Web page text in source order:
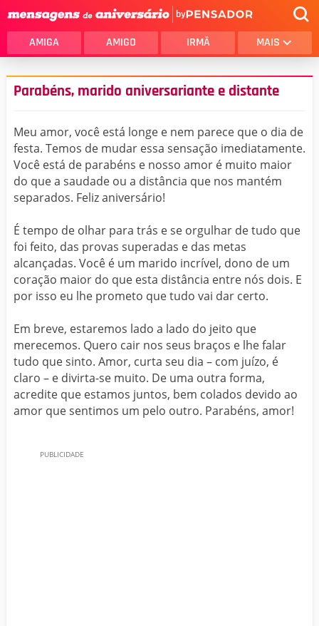
by
AMIGA AMIGO IRMÃ MAIS
Parabéns, marido aniversariante e distante
Meu amor, você está longe e nem parece que o dia de
festa. Temos de mudar essa sensação imediatamente.
Você está de parabéns e nosso amor é muito maior
do que a saudade ou a distância que nos mantém
separados. Feliz aniversário!
É tempo de olhar para trás e se orgulhar de tudo que
foi feito, das provas superadas e das metas
alcançadas. Você é um marido incrível, dono de um
coração maior do que esta distância entre nós dois. E
por isso eu lhe prometo que tudo vai dar certo.
Em breve, estaremos lado a lado do jeito que
merecemos. Quero cair nos seus braços e lhe falar
tudo que sinto. Amor, curta seu dia – com juízo, é
claro – e divirta-se muito. De uma outra forma,
acredite que estamos juntos, bem colados devido ao
amor que sentimos um pelo outro. Parabéns, amor!